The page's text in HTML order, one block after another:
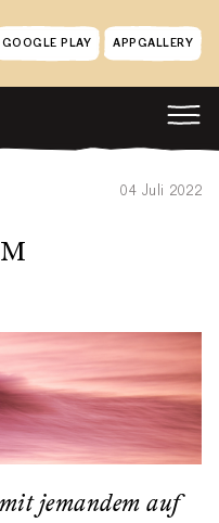
GOOGLE PLAY APPGALLERY
04 Juli 2022
jemandem auf